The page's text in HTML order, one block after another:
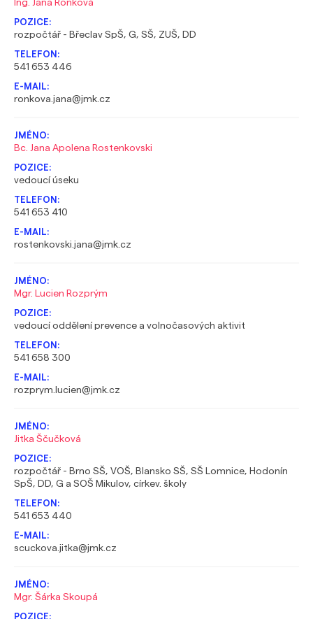
Ing. Jana Ronková
rozpočtář - Břeclav SpŠ, G, SŠ, ZUŠ, DD
541 653 446
ronkova.jana@jmk.cz
Bc. Jana Apolena Rostenkovski
vedoucí úseku
541 653 410
rostenkovski.jana@jmk.cz
Mgr. Lucien Rozprým
vedoucí oddělení prevence a volnočasových aktivit
541 658 300
rozprym.lucien@jmk.cz
Jitka Ščučková
rozpočtář - Brno SŠ, VOŠ, Blansko SŠ, SŠ Lomnice, Hodonín
SpŠ, DD, G a SOŠ Mikulov, církev. školy
541 653 440
scuckova.jitka@jmk.cz
Mgr. Šárka Skoupá